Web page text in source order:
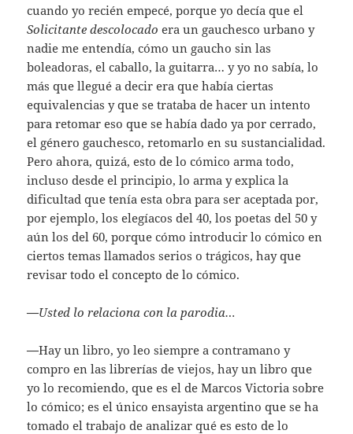
cuando yo recién empecé, porque yo decía que el
Solicitante descolocado era un gauchesco urbano y
nadie me entendía, cómo un gaucho sin las
boleadoras, el caballo, la guitarra… y yo no sabía, lo
más que llegué a decir era que había ciertas
equivalencias y que se trataba de hacer un intento
para retomar eso que se había dado ya por cerrado,
el género gauchesco, retomarlo en su sustancialidad.
Pero ahora, quizá, esto de lo cómico arma todo,
incluso desde el principio, lo arma y explica la
dificultad que tenía esta obra para ser aceptada por,
por ejemplo, los elegíacos del 40, los poetas del 50 y
aún los del 60, porque cómo introducir lo cómico en
ciertos temas llamados serios o trágicos, hay que
revisar todo el concepto de lo cómico.
—Usted lo relaciona con la parodia…
—Hay un libro, yo leo siempre a contramano y
compro en las librerías de viejos, hay un libro que
yo lo recomiendo, que es el de Marcos Victoria sobre
lo cómico; es el único ensayista argentino que se ha
tomado el trabajo de analizar qué es esto de lo